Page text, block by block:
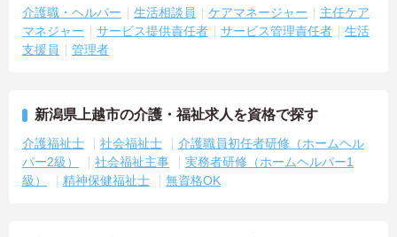
介護職・ヘルパー 生活相談員 ケアマネージャー
主任ケア
マネジャー
サービス提供責任者 サービス管理責任者
生活
支援員
管理者
新潟県上越市の介護・福祉求人を資格で探す
介護福祉士 社会福祉士
介護職員初任者研修（ホームヘル
パー2級）
社会福祉主事
実務者研修（ホームヘルパー1
級）
精神保健福祉士 無資格OK